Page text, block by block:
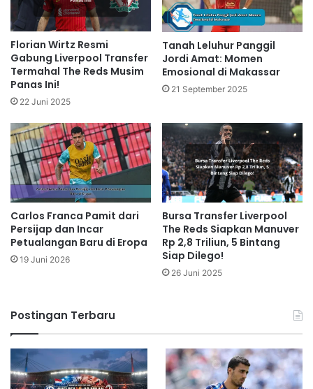
Florian Wirtz Resmi
Gabung Liverpool Transfer
Termahal The Reds Musim
Panas Ini!
22 Juni 2025
Tanah Leluhur Panggil
Jordi Amat: Momen
Emosional di Makassar
21 September 2025
Carlos Franca Pamit dari
Persijap dan Incar
Petualangan Baru di Eropa
19 Juni 2026
Bursa Transfer Liverpool
The Reds Siapkan Manuver
Rp 2,8 Triliun, 5 Bintang
Siap Dilego!
26 Juni 2025
Postingan Terbaru